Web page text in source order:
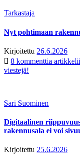
Tarkastaja
Nyt pohtimaan
Kirjoitettu 26.6.2026
8 kommenttia
viestejä!
Sari Suominen
Digitaalinen
rakennusala ei voi
Kirjoitettu 25.6.2026